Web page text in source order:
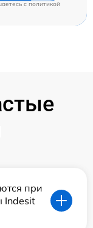
cполитикой
при
Indesit